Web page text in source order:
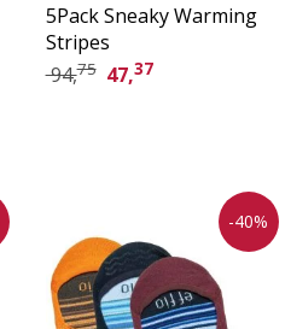
5Pack Sneaky Warming
Stripes
94,75 47,37
-40%